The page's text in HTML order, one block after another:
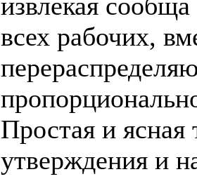
всех рабочих,
Простая и
утверждения и